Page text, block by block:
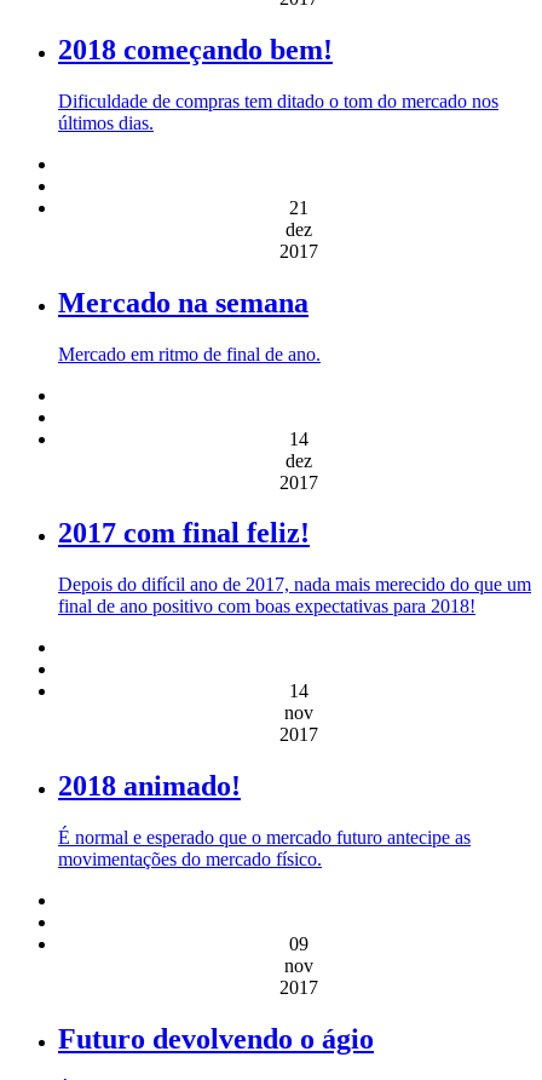
2018 começando bem!
Dificuldade de compras tem ditado o tom do mercado nos
últimos dias.
21
dez
2017
Mercado na semana
Mercado em ritmo de final de ano.
14
dez
2017
2017 com final feliz!
Depois do difícil ano de 2017, nada mais merecido do que um
final de ano positivo com boas expectativas para 2018!
14
nov
2017
2018 animado!
É normal e esperado que o mercado futuro antecipe as
movimentações do mercado físico.
09
nov
2017
Futuro devolvendo o ágio